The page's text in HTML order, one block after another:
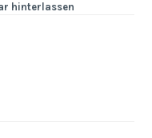
hinterlassen